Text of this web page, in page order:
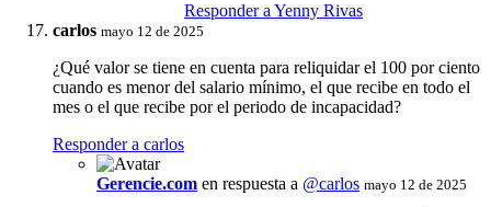
Responder a Yenny Rivas
carlos mayo 12 de 2025
¿Qué valor se tiene en cuenta para reliquidar el 100 por ciento
cuando es menor del salario mínimo, el que recibe en todo el
mes o el que recibe por el periodo de incapacidad?
Responder a carlos
Gerencie.com en respuesta a @carlos mayo 12 de 2025